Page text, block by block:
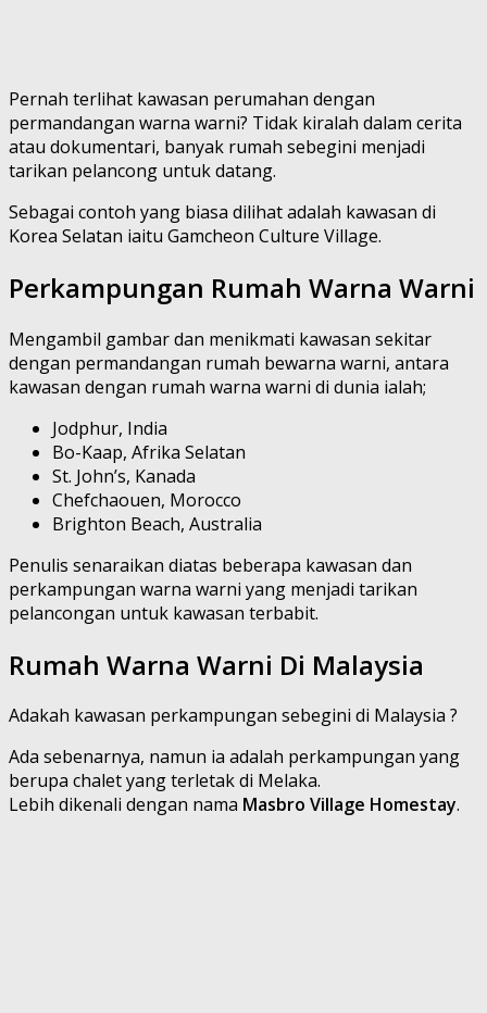
Pernah terlihat kawasan perumahan dengan
permandangan warna warni? Tidak kiralah dalam cerita
atau dokumentari, banyak rumah sebegini menjadi
tarikan pelancong untuk datang.
Sebagai contoh yang biasa dilihat adalah kawasan di
Korea Selatan iaitu Gamcheon Culture Village.
Perkampungan Rumah Warna Warni
Mengambil gambar dan menikmati kawasan sekitar
dengan permandangan rumah bewarna warni, antara
kawasan dengan rumah warna warni di dunia ialah;
Jodphur, India
Bo-Kaap, Afrika Selatan
St. John’s, Kanada
Chefchaouen, Morocco
Brighton Beach, Australia
Penulis senaraikan diatas beberapa kawasan dan
perkampungan warna warni yang menjadi tarikan
pelancongan untuk kawasan terbabit.
Rumah Warna Warni Di Malaysia
Adakah kawasan perkampungan sebegini di Malaysia ?
Ada sebenarnya, namun ia adalah perkampungan yang
berupa chalet yang terletak di Melaka.
Lebih dikenali dengan nama Masbro Village Homestay.